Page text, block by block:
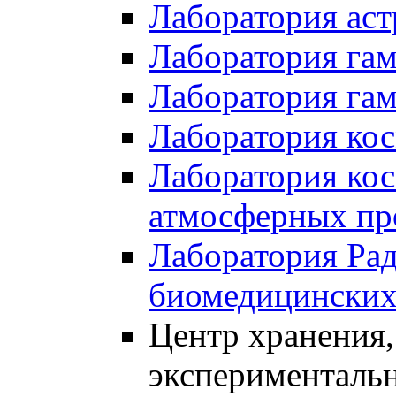
Лаборатория
Лаборатория
Лаборатория
Лаборатория
Лаборатория
атмосферных
Лаборатория
Центр